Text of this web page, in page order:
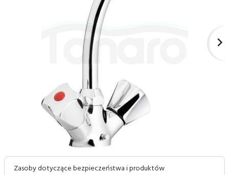
Zasoby dotyczące bezpieczeństwa i produktów